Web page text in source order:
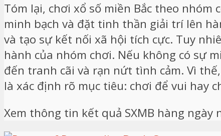
Tóm lại, chơi xổ số miền Bắc theo
minh bạch và đặt tinh thần giải trí lên
và tạo sự kết nối xã hội tích cực. Tuy
hành của nhóm chơi. Nếu không có sự
đến tranh cãi và rạn nứt tình cảm. Vì
là xác định rõ mục tiêu: chơi để vui hay
Xem thông tin kết quả SXMB hàng ngày